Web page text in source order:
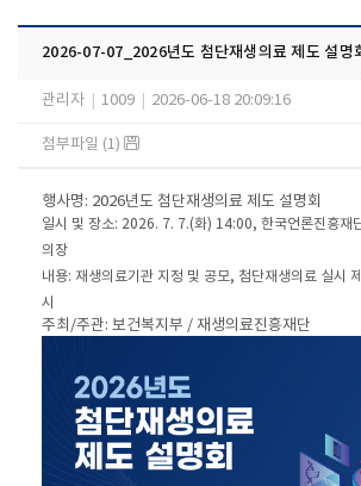
2026-07-07_2026년도 첨단재생의료 제도 설명
관리자 1009 2026-06-18 20:09:16
첨부파일 (1)
행사명: 2026년도 첨단재생의료 제도 설명회
일시 및 장소: 2026. 7. 7.(화) 14:00, 한국언론진흥재
의장
내용: 재생의료기관 지정 및 공모, 첨단재생의료 실시
시
주최/주관: 보건복지부 / 재생의료진흥재단